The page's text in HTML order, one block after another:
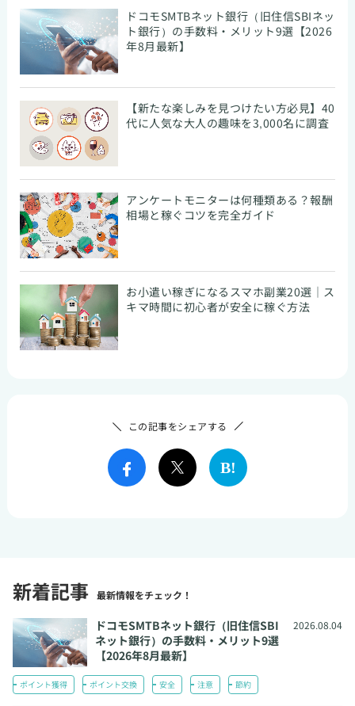
ドコモSMTBネット銀行（旧住信SBIネッ
ト銀行）の手数料・メリット9選【2026
年8月最新】
【新たな楽しみを見つけたい方必見】40
代に人気な大人の趣味を3,000名に調査
アンケートモニターは何種類ある？報酬
相場と稼ぐコツを完全ガイド
お小遣い稼ぎになるスマホ副業20選｜ス
キマ時間に初心者が安全に稼ぐ方法
この記事をシェアする
新着記事 最新情報をチェック！
ドコモSMTBネット銀行（旧住信SBI
ネット銀行）の手数料・メリット9選
【2026年8月最新】
2026.08.04
ポイント獲得 ポイント交換 安全 注意 節約